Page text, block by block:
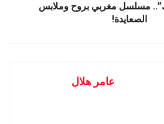
مسلسل مغربي بروح وملابس
الصعايدة!
عامر هلال